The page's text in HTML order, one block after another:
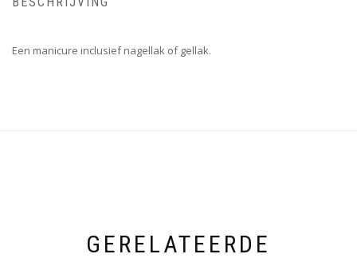
Een manicure inclusief nagellak of gellak.
GERELATEERDE